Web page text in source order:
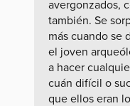
avergonzados,
también. Se
más cuando se
el joven
a hacer
cuán difícil o
que ellos eran